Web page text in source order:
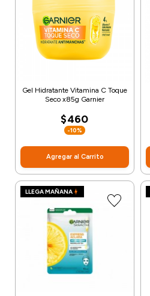
Gel Hidratante Vitamina C Toque
Seco x85g Garnier
$460
-10%
Agregar al Carrito
LLEGA MAÑANA